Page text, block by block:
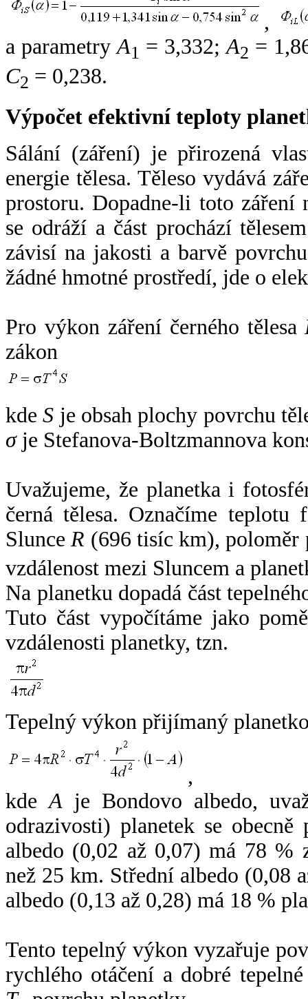
,
a parametryA1 = 3,332;A2 =
C2 = 0,238.
Výpočet efektivní teploty
Sálání (záření) je přirozená
energie tělesa. Těleso vydává
prostoru. Dopadne-li toto záření
se odráží a část prochází
závisí na jakosti a barvě
žádné hmotné prostředí, jde o
Pro výkon záření černého tělesa
zákon
kdeS je obsah plochy povrchu
σje Stefanova-Boltzmannova
Uvažujeme, že planetka i
černá tělesa. Označíme
SlunceR (696 tisíc km),
vzdálenost mezi Sluncem a
Na planetku dopadá část
Tuto část vypočítáme jako
vzdálenosti planetky, tzn.
Tepelný výkon přijímaný
,
kdeA je Bondovo albedo,
odrazivosti) planetek se
albedo (0,02 až 0,07) má 78 %
než 25 km. Střední albedo (0,08
albedo (0,13 až 0,28) má 18 %
Tento tepelný výkon vyzařuje
rychlého otáčení a dobré